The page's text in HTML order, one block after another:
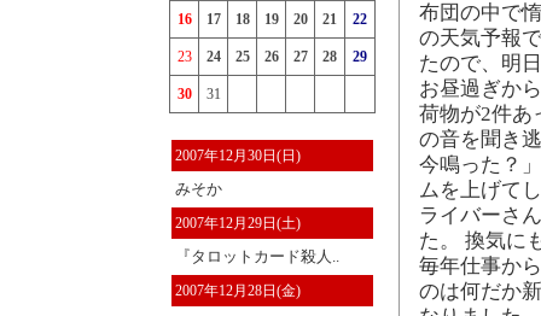
16 17 18 19 20 21 22
23 24 25 26 27 28 29
30 31
2007年12月30日(日)
みそか
2007年12月29日(土)
『タロットカード殺人..
2007年12月28日(金)
布団の中で
の天気予報
たので、明
お昼過ぎか
荷物が2件あ
の音を聞き
今鳴った？
ムを上げて
ライバーさ
た。 換気に
毎年仕事か
のは何だか